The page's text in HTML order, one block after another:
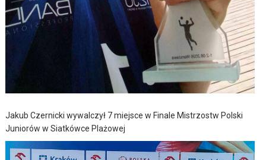
Jakub Czernicki wywalczył 7 miejsce w Finale Mistrzostw Polski
Juniorów w Siatkówce Plażowej